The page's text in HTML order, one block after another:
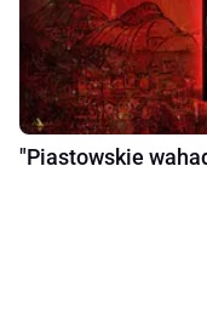
"Piastowskie